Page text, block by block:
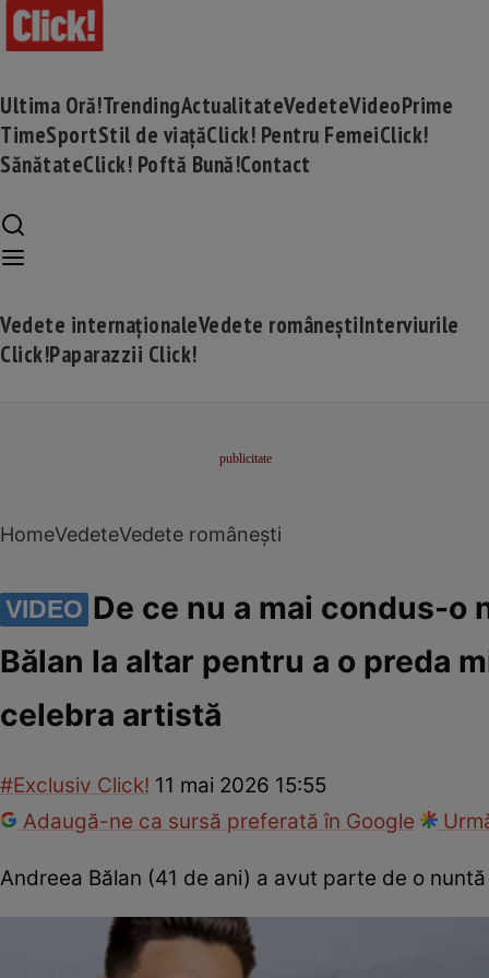
Ultima Oră!TrendingActualitateVedeteVideoPrime
TimeSportStil de viațăClick! Pentru FemeiClick!
SănătateClick! Poftă Bună!Contact
Vedete internaționaleVedete româneștiInterviurile
Click!Paparazzii Click!
HomeVedeteVedete românești
VIDEO De ce nu a mai condus-o
Bălan la altar pentru a o preda
celebra artistă
#Exclusiv Click! 11 mai 2026 15:55
Adaugă-ne ca sursă preferată în Google
Andreea Bălan (41 de ani) a avut parte de o